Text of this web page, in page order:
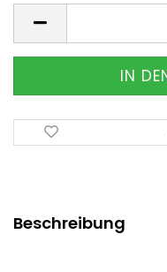
Beschreibung